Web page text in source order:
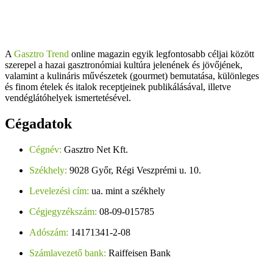
A Gasztro Trend online magazin egyik legfontosabb céljai között
szerepel a hazai gasztronómiai kultúra jelenének és jövőjének,
valamint a kulináris művészetek (gourmet) bemutatása, különleges
és finom ételek és italok receptjeinek publikálásával, illetve
vendéglátóhelyek ismertetésével.
Cégadatok
Cégnév: Gasztro Net Kft.
Székhely: 9028 Győr, Régi Veszprémi u. 10.
Levelezési cím: ua. mint a székhely
Cégjegyzékszám: 08-09-015785
Adószám: 14171341-2-08
Számlavezető bank: Raiffeisen Bank